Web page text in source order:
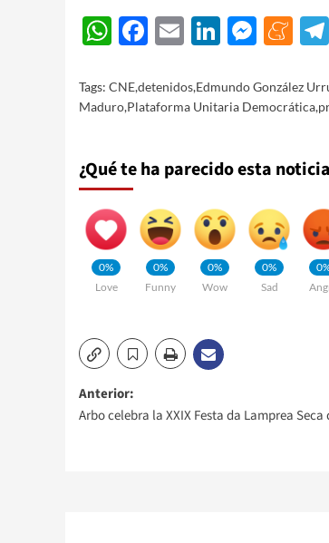
WhatsApp
Facebook
EmailLinkedIn
Tags: CNE,detenidos,Edmundo González
Maduro,Plataforma Unitaria Democrática,
¿Qué te ha parecido esta
0%
Love
0%
Funny
0%
Wow
0%
Sad
Navegación
Anterior:
Arbo celebra la XXIX Festa da Lamprea